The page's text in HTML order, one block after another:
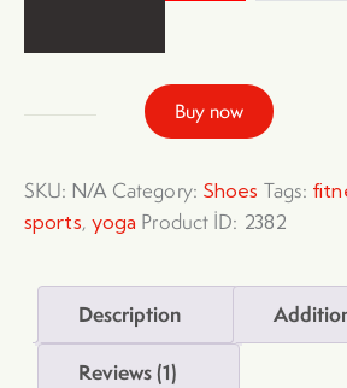
Buy now
SKU: N/A Category: Shoes Tags:
sports, yoga Product ID: 2382
Description
Reviews (1)